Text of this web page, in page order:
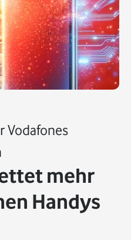
Vodafones
mehr
Handys